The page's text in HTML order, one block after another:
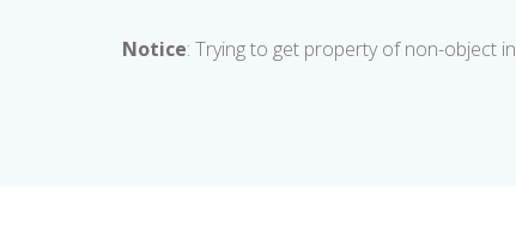
Notice: Trying to get property of non-object in